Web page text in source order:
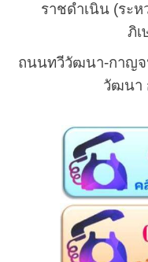
ราชดำเนิน (ระ
ภิเ
ถนนทวีวัฒนา-กาญจ
วัฒนา